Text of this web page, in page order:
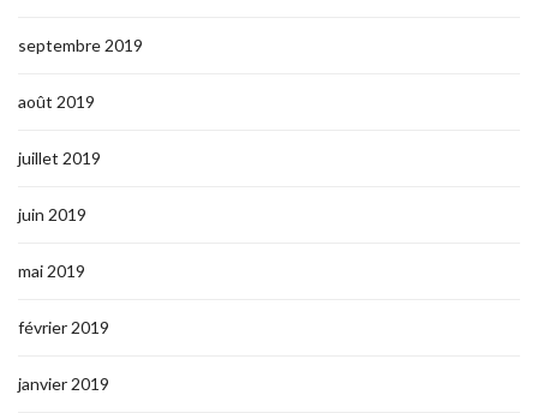
septembre 2019
août 2019
juillet 2019
juin 2019
mai 2019
février 2019
janvier 2019